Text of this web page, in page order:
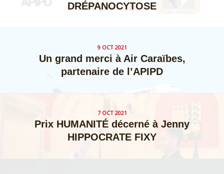
DRÉPANOCYTOSE
9 OCT 2021
Un grand merci à Air Caraïbes,
partenaire de l’APIPD
7 OCT 2021
Prix HUMANITÉ décerné à Jenny
HIPPOCRATE FIXY